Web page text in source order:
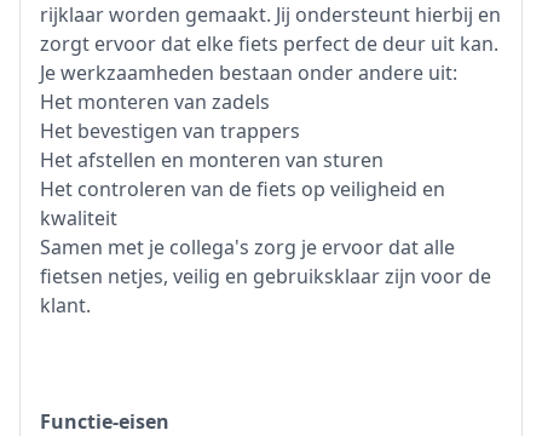
rijklaar worden gemaakt. Jij ondersteunt hierbij en
zorgt ervoor dat elke fiets perfect de deur uit kan.
Je werkzaamheden bestaan onder andere uit:
Het monteren van zadels
Het bevestigen van trappers
Het afstellen en monteren van sturen
Het controleren van de fiets op veiligheid en
kwaliteit
Samen met je collega's zorg je ervoor dat alle
fietsen netjes, veilig en gebruiksklaar zijn voor de
klant.
Functie-eisen